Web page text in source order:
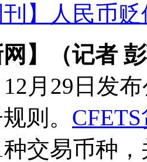
刊】人民币
网】（记者
12月29日发
则。
交易币种